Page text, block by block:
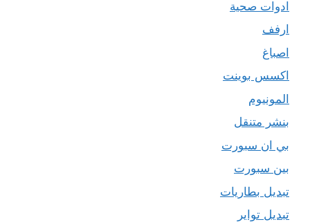
ادوات صحية
ارفف
اصباغ
اكسس بوينت
المونيوم
بنشر متنقل
بي ان سبورت
بين سبورت
تبديل بطاريات
تبديل تواير